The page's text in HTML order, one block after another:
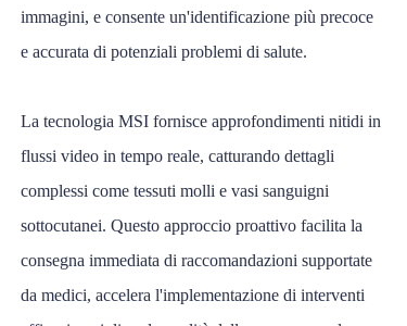
immagini, e consente un'identificazione più precoce
e accurata di potenziali problemi di salute.
La tecnologia MSI fornisce approfondimenti nitidi in
flussi video in tempo reale, catturando dettagli
complessi come tessuti molli e vasi sanguigni
sottocutanei. Questo approccio proattivo facilita la
consegna immediata di raccomandazioni supportate
da medici, accelera l'implementazione di interventi